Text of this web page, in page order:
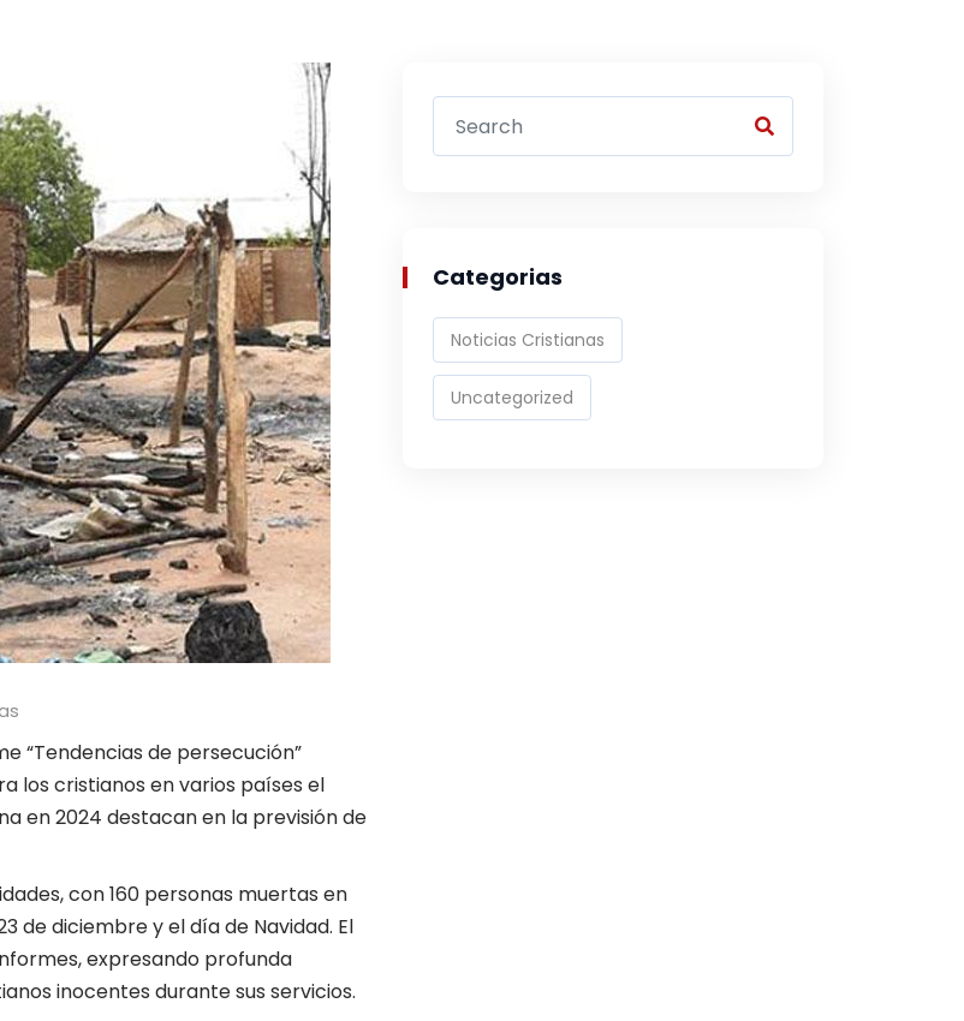
“Tendencias de persecución”
los cristianos en varios países el
en 2024 destacan en la previsión de
con 160 personas muertas en
de diciembre y el día de Navidad. El
expresando profunda
inocentes durante sus servicios.
Categorias
Noticias Cristianas
Uncategorized